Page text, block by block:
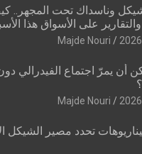
شيكل وناسداك تحت المجهر..
والتقارير على الأسواق هذا
Majde Nouri
أن يمرّ اجتماع الفيدرالي
Majde Nouri
تحدد مصير الشيكل